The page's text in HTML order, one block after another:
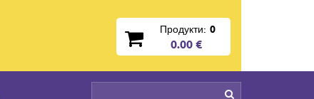
Продукти: 0
0.00 €